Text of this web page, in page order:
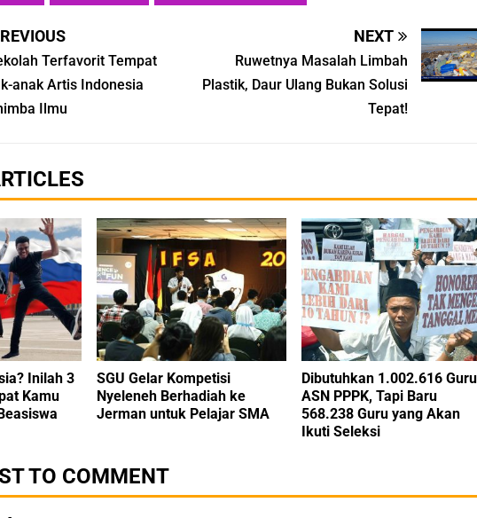
Terfavorit Tempat
anak Artis Indonesia
Ilmu
NEXT
Ruwetnya Masalah Limbah
Plastik, Daur Ulang Bukan Solusi
Tepat!
Inilah 3
Kamu
SGU Gelar Kompetisi
Nyeleneh Berhadiah ke
Jerman untuk Pelajar SMA
Dibutuhkan 1.002.616 Guru
ASN PPPK, Tapi Baru
568.238 Guru yang Akan
Ikuti Seleksi
TO COMMENT